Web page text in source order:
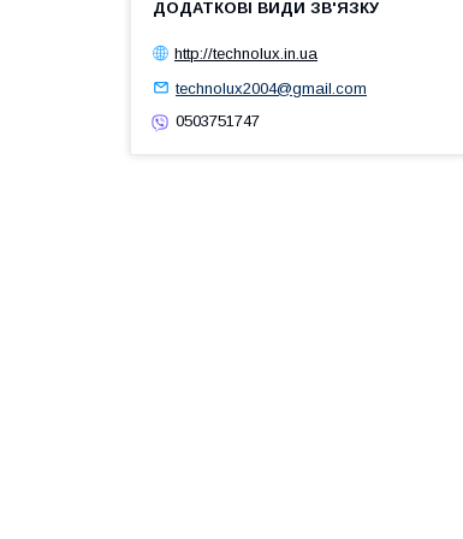
http://technolux.in.ua
technolux2004@gmail.com
0503751747